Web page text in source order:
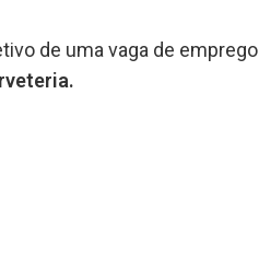
de uma vaga de emprego